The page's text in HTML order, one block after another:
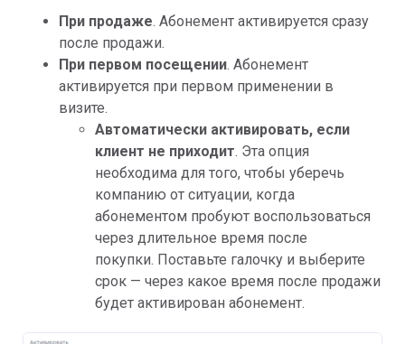
При продаже. Абонемент активируется сразу
после продажи.
При первом посещении. Абонемент
активируется при первом применении в
визите.
Автоматически активировать, если
клиент не приходит. Эта опция
необходима для того, чтобы уберечь
компанию от ситуации, когда
абонементом пробуют воспользоваться
через длительное время после
покупки. Поставьте галочку и выберите
срок — через какое время после продажи
будет активирован абонемент.